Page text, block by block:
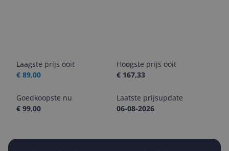
Laagste prijs ooit
€ 89,00
Hoogste prijs ooit
€ 167,33
Goedkoopste nu
€ 99,00
Laatste prijsupdate
06-08-2026